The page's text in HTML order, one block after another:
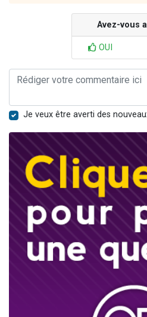
Avez-vous
OUI
Je veux être averti des